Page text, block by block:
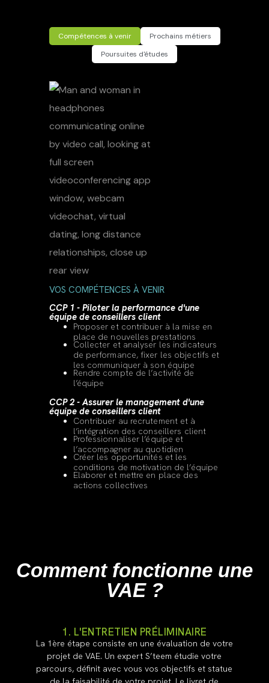
Compétences à venir
Prochains métiers
Poursuites d'études
VOS COMPÉTENCES À VENIR
CCP 1 - Piloter la performance d'une
équipe de conseillers client
Proposer et contribuer à la mise en
place de nouvelles prestations
Collecter et analyser les indicateurs
de performance, fixer les objectifs et
les communiquer à son équipe
Rendre compte de l’activité de
l’équipe
CCP 2 - Assurer le management d'une
équipe de conseillers client
Contribuer au recrutement et à
l’intégration des conseillers client
Professionnaliser l’équipe et
l’accompagner au quotidien
Créer les opportunités et les
conditions de motivation de l’équipe
Elaborer et mettre en place des
actions collectives
Comment fonctionne une
VAE ?
1. L'ENTRETIEN PRÉLIMINAIRE
La 1ère étape consiste en une évaluation de votre
projet de VAE. Un expert S’teem étudie votre
parcours, définit avec vous vos objectifs et statue